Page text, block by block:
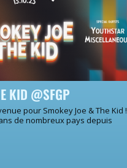
KID @SFGP
pour Smokey Joe & The Kid !
de nombreux pays depuis